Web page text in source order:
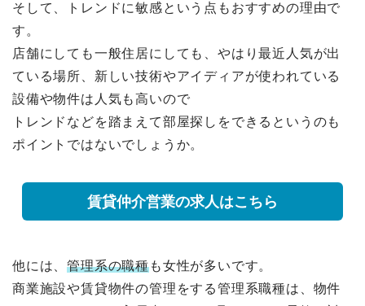
そして、トレンドに敏感という点もおすすめの理由で
す。
店舗にしても一般住居にしても、やはり最近人気が出
ている場所、新しい技術やアイディアが使われている
設備や物件は人気も高いので
トレンドなどを踏まえて部屋探しをできるというのも
ポイントではないでしょうか。
賃貸仲介営業の求人はこちら
他には、管理系の職種も女性が多いです。
商業施設や賃貸物件の管理をする管理系職種は、物件